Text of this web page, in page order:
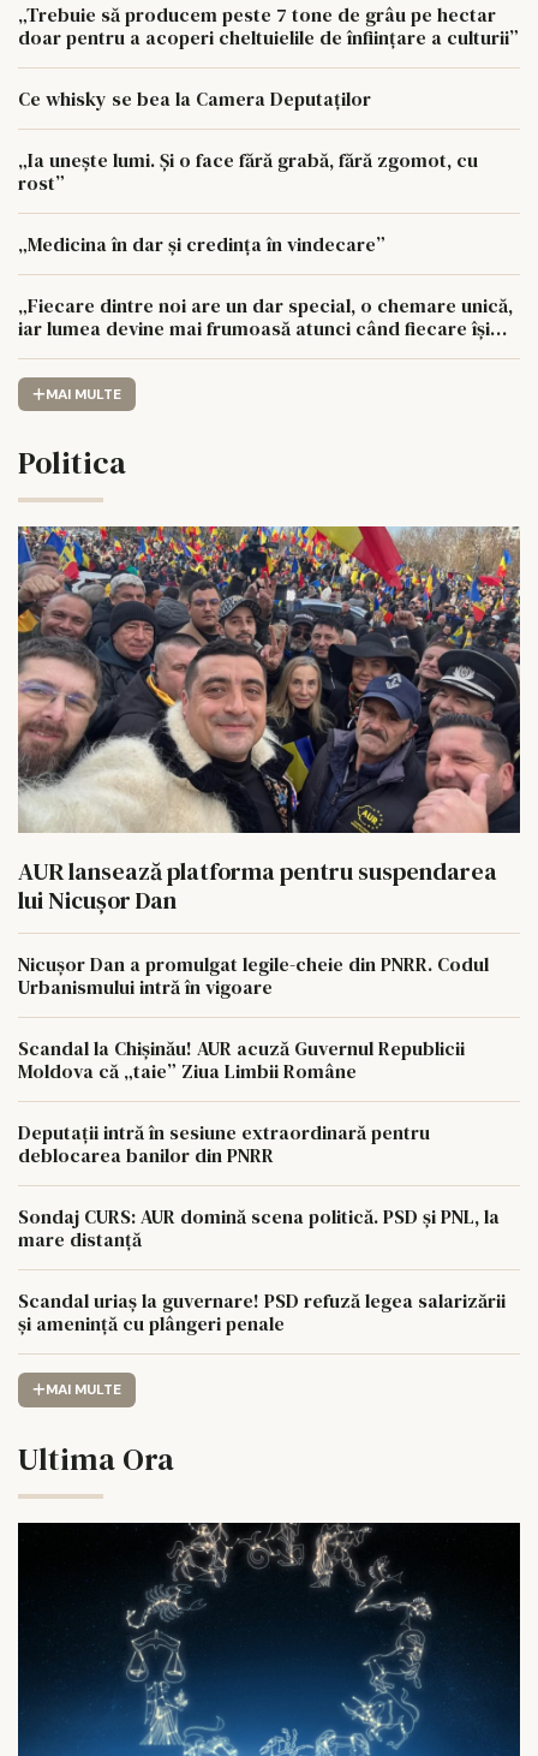
„Trebuie să producem peste 7 tone de grâu pe hectar
doar pentru a acoperi cheltuielile de înființare a culturii”
Ce whisky se bea la Camera Deputaților
„Ia unește lumi. Și o face fără grabă, fără zgomot, cu
rost”
„Medicina în dar și credința în vindecare”
„Fiecare dintre noi are un dar special, o chemare unică,
iar lumea devine mai frumoasă atunci când fiecare își
MAI MULTE
Politica
AUR lansează platforma pentru suspendarea
lui Nicușor Dan
Nicușor Dan a promulgat legile-cheie din PNRR. Codul
Urbanismului intră în vigoare
Scandal la Chișinău! AUR acuză Guvernul Republicii
Moldova că „taie” Ziua Limbii Române
Deputații intră în sesiune extraordinară pentru
deblocarea banilor din PNRR
Sondaj CURS: AUR domină scena politică. PSD și PNL, la
mare distanță
Scandal uriaș la guvernare! PSD refuză legea salarizării
și amenință cu plângeri penale
MAI MULTE
Ultima Ora